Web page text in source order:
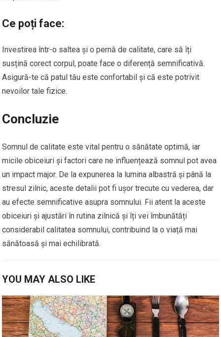
Ce poți face:
Investirea într-o saltea și o pernă de calitate, care să îți
susțină corect corpul, poate face o diferență semnificativă.
Asigură-te că patul tău este confortabil și că este potrivit
nevoilor tale fizice.
Concluzie
Somnul de calitate este vital pentru o sănătate optimă, iar
micile obiceiuri și factori care ne influențează somnul pot avea
un impact major. De la expunerea la lumina albastră și până la
stresul zilnic, aceste detalii pot fi ușor trecute cu vederea, dar
au efecte semnificative asupra somnului. Fii atent la aceste
obiceiuri și ajustări în rutina zilnică și îți vei îmbunătăți
considerabil calitatea somnului, contribuind la o viață mai
sănătoasă și mai echilibrată.
YOU MAY ALSO LIKE